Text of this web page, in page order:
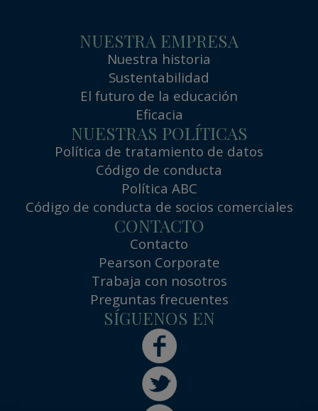
NUESTRA EMPRESA
Nuestra historia
Sustentabilidad
El futuro de la educación
Eficacia
NUESTRAS POLÍTICAS
Política de tratamiento de datos
Código de conducta
Política ABC
Código de conducta de socios comerciales
CONTACTO
Contacto
Pearson Corporate
Trabaja con nosotros
Preguntas frecuentes
SÍGUENOS EN